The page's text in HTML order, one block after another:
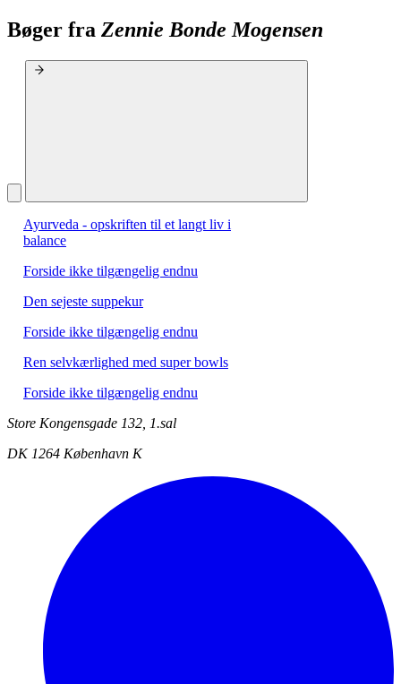
Bøger fra Zennie Bonde Mogensen
Ayurveda - opskriften til et langt liv i
balance
Forside ikke tilgængelig endnu
Den sejeste suppekur
Forside ikke tilgængelig endnu
Ren selvkærlighed med super bowls
Forside ikke tilgængelig endnu
Store Kongensgade 132, 1.sal
DK 1264 København K